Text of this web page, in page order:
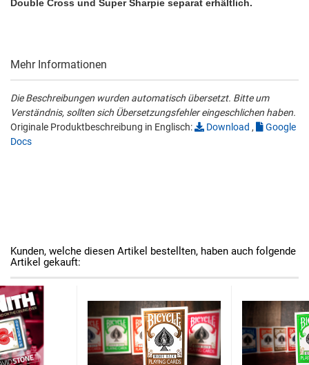
Double Cross und Super Sharpie separat erhältlich.
Mehr Informationen
Die Beschreibungen wurden automatisch übersetzt. Bitte um
Verständnis, sollten sich Übersetzungsfehler eingeschlichen haben.
Originale Produktbeschreibung in Englisch:
Download ,
Google
Docs
Kunden, welche diesen Artikel bestellten, haben auch folgende
Artikel gekauft: